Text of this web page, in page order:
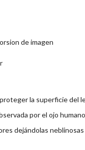
de imagen
la superficie del
por el ojo
dejándolas